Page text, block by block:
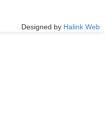
Designed by Halink Web